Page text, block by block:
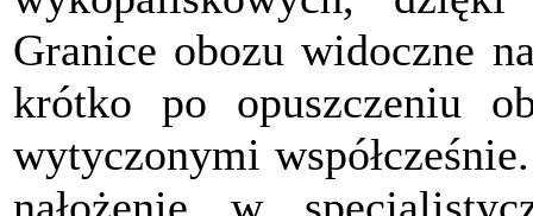
Granice obozu widoczne
krótko po opuszczeniu
wytyczonymi